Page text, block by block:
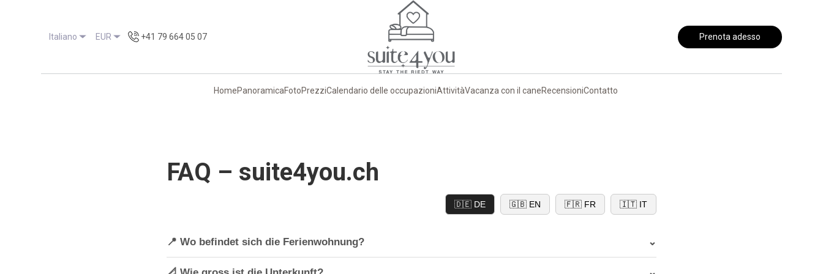
Italiano EUR +41 79 664 05 07 Prenota adesso
HomePanoramicaFotoPrezziCalendario delle occupazioniAttivitàVacanza con il caneRecensioniContatto
FAQ – suite4you.ch
🇩🇪 DE 🇬🇧 EN 🇫🇷 FR 🇮🇹 IT
📍 Wo befindet sich die Ferienwohnung? ⌄